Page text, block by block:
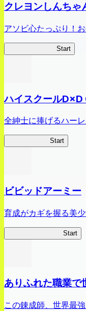
クレヨンしんちゃ
アソビ心たっぷり！
Start
ハイスクール
全紳士に捧げるハー
Start
ビビッドアーミー
育成がカギを握る美
Start
ありふれた職業で
この錬成師、世界最強